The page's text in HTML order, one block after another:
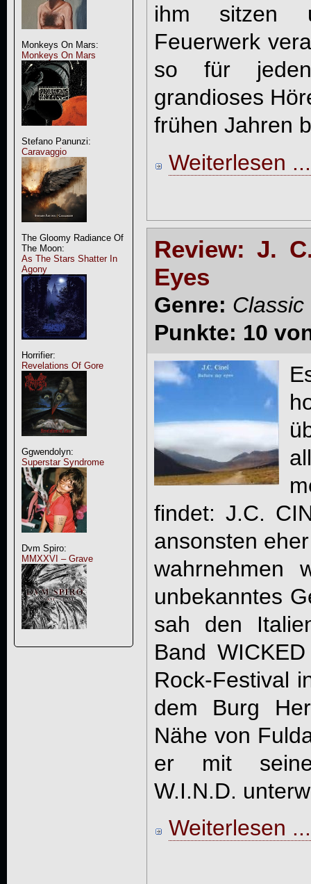
Monkeys On Mars:
Monkeys On Mars
Stefano Panunzi:
Caravaggio
The Gloomy Radiance Of
The Moon:
As The Stars Shatter In
Agony
Horrifier:
Revelations Of Gore
Ggwendolyn:
Superstar Syndrome
Dvm Spiro:
MMXXVI – Grave
ihm sitzen
Feuerwerk
so für
grandioses
frühen Jahren
Weiterlesen ...
Review: J.
Eyes
Genre: Classic
Punkte: 10
findet: J.C.
ansonsten
wahrnehmen
unbekanntes
sah den
Band
Rock-Festival
dem Burg
Nähe von
er mit
W.I.N.D.
Weiterlesen ...